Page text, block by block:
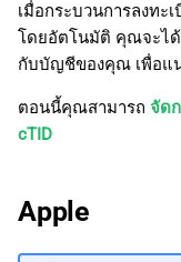
เมื่อกระบวนการลงทะ
โดยอัตโนมัติ คุณจะได้
กับบัญชีของคุณ เพื่อแ
ตอนนี้คุณสามารถ จัด
cTID
Apple